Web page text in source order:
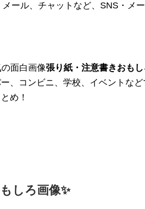
メール、チャットなど、SNS・メ
面白画像張り紙・注意書きおも
、コンビニ、学校、イベントな
め！
しろ画像✨